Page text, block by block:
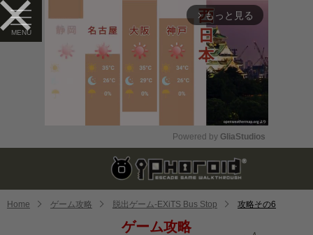
arrow_forward_ios もっと見る
Mute
Powered by GliaStudios
Home ゲーム攻略 脱出ゲーム-EXiTS Bus Stop 攻略その6
ゲーム攻略